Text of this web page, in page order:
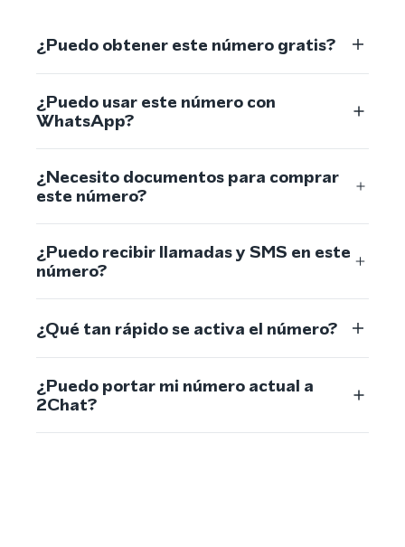
¿Puedo obtener este número gratis?
¿Puedo usar este número con
WhatsApp?
¿Necesito documentos para comprar
este número?
¿Puedo recibir llamadas y SMS en este
número?
¿Qué tan rápido se activa el número?
¿Puedo portar mi número actual a
2Chat?